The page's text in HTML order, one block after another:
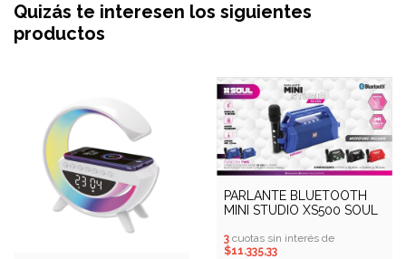
Quizás te interesen los siguientes
productos
PARLANTE BLUETOOTH
MINI STUDIO XS500 SOUL
3 cuotas sin interés de
$11.335,33